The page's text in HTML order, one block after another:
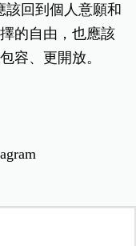
該回到個人意願和
的自由，也應該
容、更開放。